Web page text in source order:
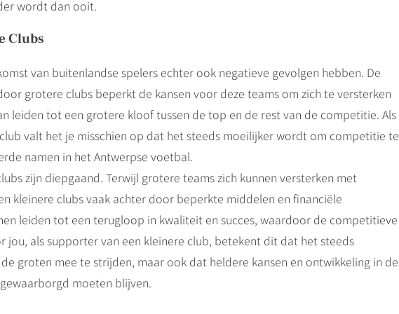
wordt dan ooit.
Clubs
van buitenlandse spelers echter ook negatieve gevolgen hebben. De
grotere clubs beperkt de kansen voor deze teams om zich te versterken
leiden tot een grotere kloof tussen de top en de rest van de competitie. Als
valt het je misschien op dat het steeds moeilijker wordt om competitie te
namen in het Antwerpse voetbal.
zijn diepgaand. Terwijl grotere teams zich kunnen versterken met
kleinere clubs vaak achter door beperkte middelen en financiële
leiden tot een terugloop in kwaliteit en succes, waardoor de competitieve
jou, als supporter van een kleinere club, betekent dit dat het steeds
groten mee te strijden, maar ook dat heldere kansen en ontwikkeling in de
moeten blijven.